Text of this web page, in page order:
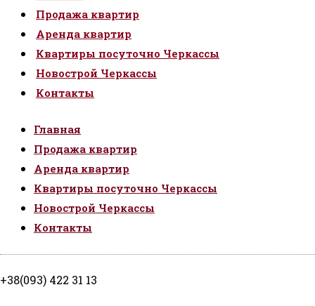
Продажа квартир
Аренда квартир
Квартиры посуточно Черкассы
Новострой Черкассы
Контакты
Главная
Продажа квартир
Аренда квартир
Квартиры посуточно Черкассы
Новострой Черкассы
Контакты
+38(093) 422 31 13